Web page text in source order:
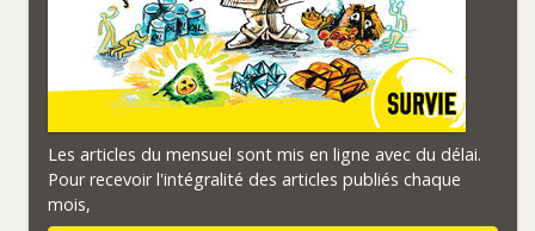
Les articles du mensuel sont mis en ligne avec du délai.
Pour recevoir l'intégralité des articles publiés chaque
mois,